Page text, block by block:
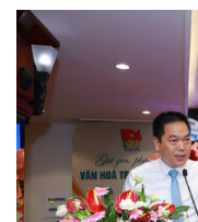
cáo năng lực phát triển
trọng giới thiệu phát biểu
Văn phòng Bộ Công